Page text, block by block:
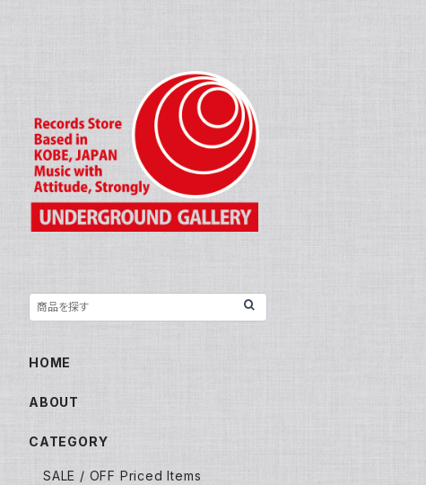
HOME
ABOUT
CATEGORY
SALE / OFF Priced Items